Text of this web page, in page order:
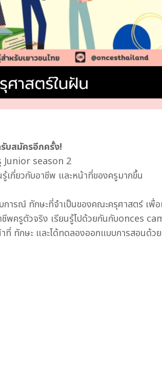
บสมัครอีกครั้ง!
Junior season 2
เกี่ยวกับอาชีพ และหน้าที่ของครูมากขึ้น
การณ์ ทักษะที่จำเป็นของคณะครุศาสตร์ เพื่
ครูตัวจริง เรียนรู้ไปด้วยกันกับonces
ทักษะ และได้ทดลองออกแบบการสอนด้ว